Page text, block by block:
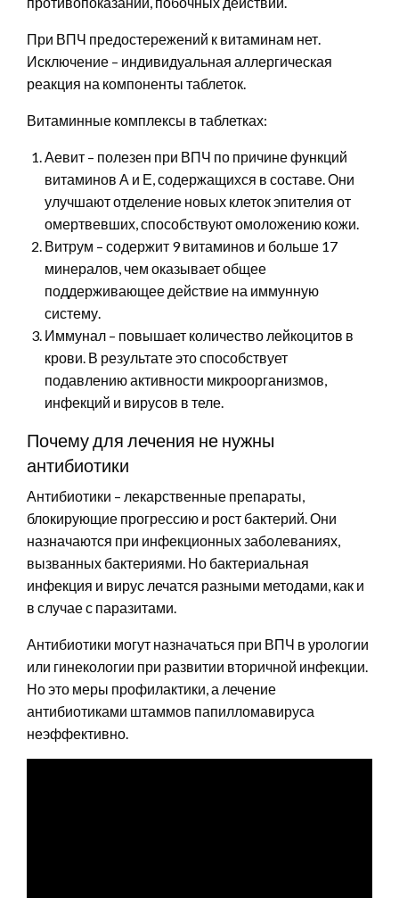
При ВПЧ предостережений к витаминам нет.
Исключение – индивидуальная аллергическая
реакция на компоненты таблеток.
Витаминные комплексы в таблетках:
Аевит – полезен при ВПЧ по причине функций
витаминов А и Е, содержащихся в составе. Они
улучшают отделение новых клеток эпителия от
омертвевших, способствуют омоложению кожи.
Витрум – содержит 9 витаминов и больше 17
минералов, чем оказывает общее
поддерживающее действие на иммунную
систему.
Иммунал – повышает количество лейкоцитов в
крови. В результате это способствует
подавлению активности микроорганизмов,
инфекций и вирусов в теле.
Почему для лечения не нужны
антибиотики
Антибиотики – лекарственные препараты,
блокирующие прогрессию и рост бактерий. Они
назначаются при инфекционных заболеваниях,
вызванных бактериями. Но бактериальная
инфекция и вирус лечатся разными методами, как и
в случае с паразитами.
Антибиотики могут назначаться при ВПЧ в урологии
или гинекологии при развитии вторичной инфекции.
Но это меры профилактики, а лечение
антибиотиками штаммов папилломавируса
неэффективно.